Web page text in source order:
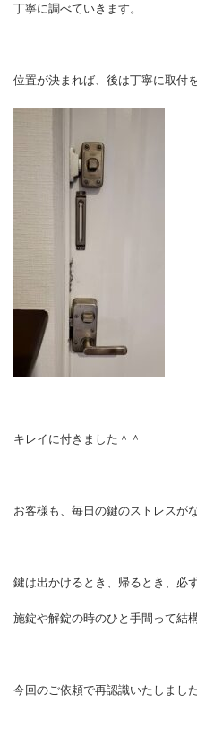
丁寧に調べていきます。
位置が決まれば、後は丁寧に取付
キレイに付きました＾＾
お客様も、毎日の鍵のストレスが
鍵は出かけるとき、帰るとき、必
施錠や解錠の時のひと手間って結
今回のご依頼で再認識いたしました